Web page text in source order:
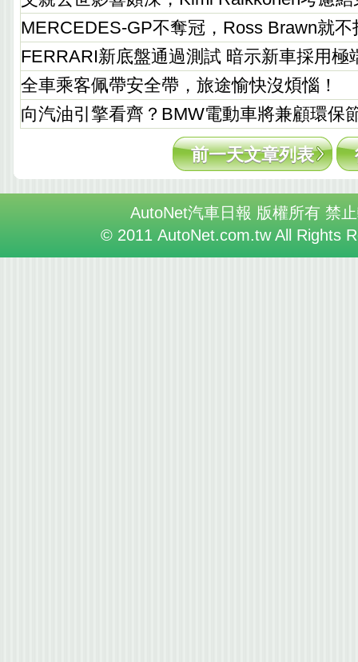
MERCEDES-GP不奪冠，Ross Brawn就不
FERRARI新底盤通過測試 暗示新車採用極
全車乘客佩帶安全帶，旅途愉快沒煩惱！
向汽油引擎看齊？BMW電動車將兼顧環保
前一天文章列表
AutoNet汽車日報 版權所有 禁
© 2011 AutoNet.com.tw All Rights